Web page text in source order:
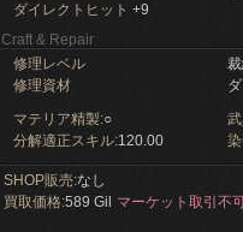
ダイレクトヒット +9
Craft & Repair
修理レベル
修理資材
マテリア精製:○
分解適正スキル:120.00
SHOP販売:なし
買取価格:589 Gil マーケット取引不